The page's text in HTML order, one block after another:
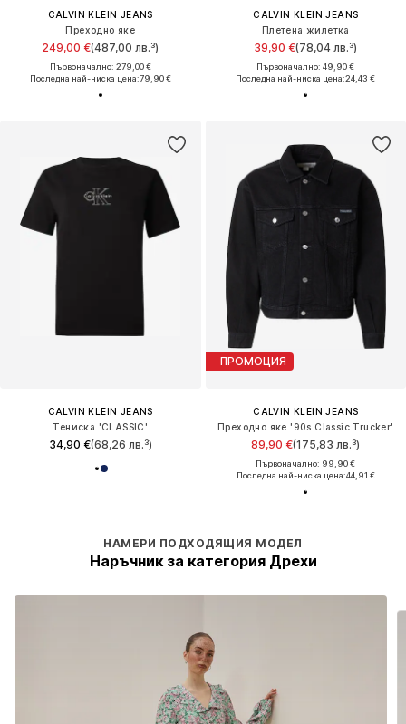
CALVIN KLEIN JEANS
Преходно яке
249,00 €(487,00 лв.³)
Първоначално: 279,00 €
Последна най-ниска цена:79,90 €
CALVIN KLEIN JEANS
Плетена жилетка
39,90 €(78,04 лв.³)
Първоначално: 49,90 €
Последна най-ниска цена:24,43 €
CALVIN KLEIN JEANS
Тениска 'CLASSIC'
34,90 €(68,26 лв.³)
ПРОМОЦИЯ
CALVIN KLEIN JEANS
Преходно яке '90s Classic Trucker'
89,90 €(175,83 лв.³)
Първоначално: 99,90 €
Последна най-ниска цена:44,91 €
НАМЕРИ ПОДХОДЯЩИЯ МОДЕЛ
Наръчник за категория Дрехи